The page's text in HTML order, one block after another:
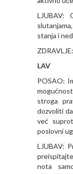
LJUBAV:
stanja i
LAV
POSAO:
stroga
dozvoliti
već
poslovni
LJUBAV:
nota